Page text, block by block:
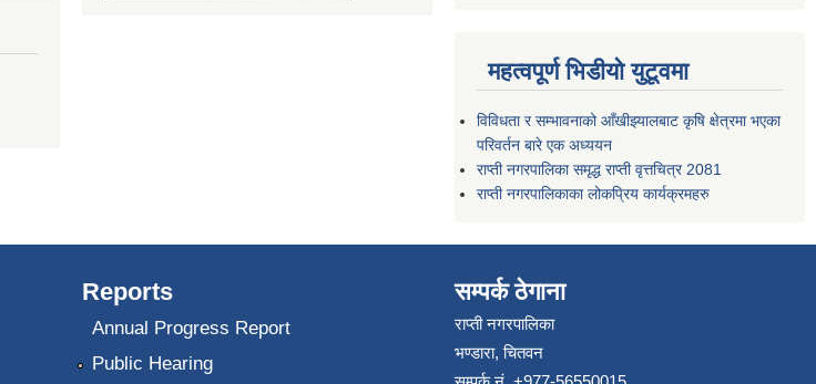
महत्वपूर्ण भिडीयो युटूवमा
विविधता र सम्भावनाको आँखीझ्यालबाट कृषि क्षेत्रमा भएका
परिवर्तन बारे एक अध्ययन
राप्ती नगरपालिका समृद्ध राप्ती वृत्तचित्र 2081
राप्ती नगरपालिकाका लोकप्रिय कार्यक्रमहरु
Reports
Annual Progress Report
Public Hearing
सम्पर्क ठेगाना
राप्ती नगरपालिका
भण्डारा, चितवन